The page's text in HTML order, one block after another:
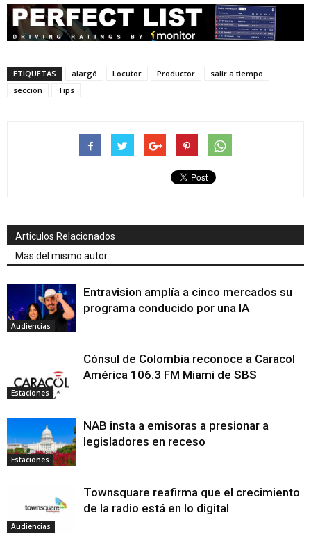
ETIQUETAS alargó Locutor Productor
salir a tiempo
sección
Tips
Articulos Relacionados
Mas del mismo autor
Audiencias
Entravision amplía a cinco mercados su
programa conducido por una IA
Estaciones
Cónsul de Colombia reconoce a Caracol
América 106.3 FM Miami de SBS
Estaciones
NAB insta a emisoras a presionar a
legisladores en receso
Audiencias
Townsquare reafirma que el crecimiento
de la radio está en lo digital